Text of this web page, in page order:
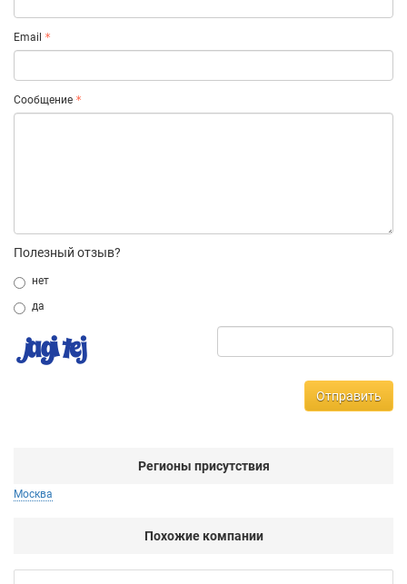
Email
Сообщение
Полезный отзыв?
нет
да
Отправить
Регионы присутствия
Москва
Похожие компании